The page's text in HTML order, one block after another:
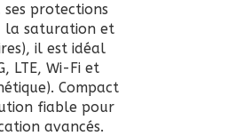
protections
la saturation et
il est idéal
LTE, Wi-Fi et
Compact
fiable pour
avancés.